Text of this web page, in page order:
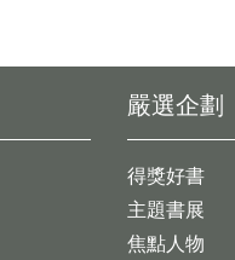
嚴選企劃
得獎好書
主題書展
焦點人物